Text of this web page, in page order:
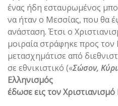
ένας ήδη εσταυρωμένος
να ήταν ο Μεσσίας, που θα
ανάσταση. Έτσι ο
μοιραία στράφηκε προς
μετασχημάτισε από
σε εθνικιστικό («Σώσον,
Ελληνισμός
έδωσε εις τον